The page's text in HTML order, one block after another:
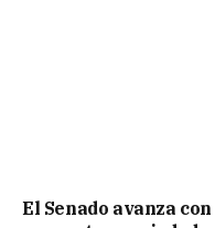
El Senado avanza